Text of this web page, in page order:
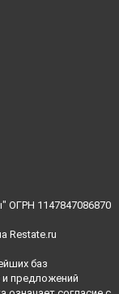
ОГРН 1147847086870
Restate.ru
баз
и предложений